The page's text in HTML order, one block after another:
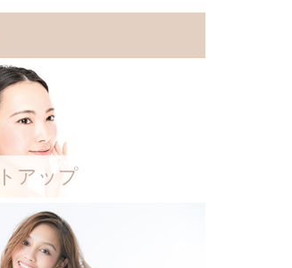
アップ